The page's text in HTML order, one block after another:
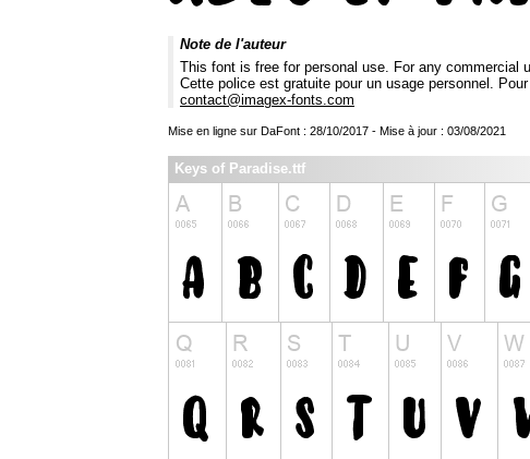
Note de l'auteur
This font is free for personal use. For any commercial
Cette police est gratuite pour un usage personnel.
contact@imagex-fonts.com
Mise en ligne sur DaFont : 28/10/2017 - Mise à jour : 03/08/2021
Keys of Paradise.ttf